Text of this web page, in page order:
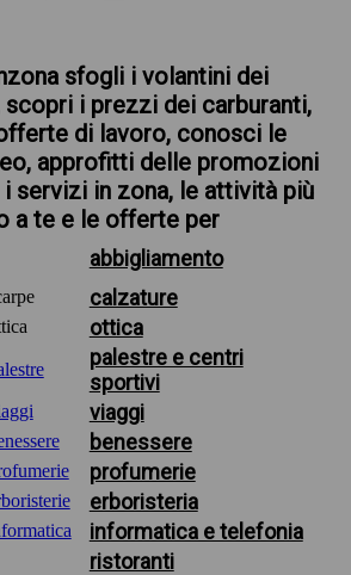
sfogli i volantini dei
i prezzi dei carburanti,
di lavoro, conosci le
approfitti delle promozioni
servizi in zona, le attività più
a te e le offerte per
abbigliamento
calzature
ottica
palestre e centri
sportivi
viaggi
benessere
profumerie
erboristeria
informatica e telefonia
ristoranti